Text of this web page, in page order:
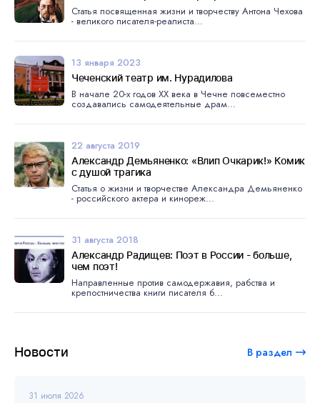
Новости В раздел
31 июля 2026
Статья посвященная жизни и творчеству Антона Чехова
- великого писателя-реалиста...
13 января 2023
Чеченский театр им. Нурадилова
В начале 20-х годов XX века в Чечне повсеместно
создавались самодеятельные драм...
22 августа 2019
Александр Демьяненко: «Влип Очкарик!» Комик
с душой трагика
Статья о жизни и творчестве Александра Демьяненко
- российского актера и кинореж...
31 августа 2018
Александр Радищев: Поэт в России - больше,
чем поэт!
Направленные против самодержавия, рабства и
крепостничества книги писателя б...